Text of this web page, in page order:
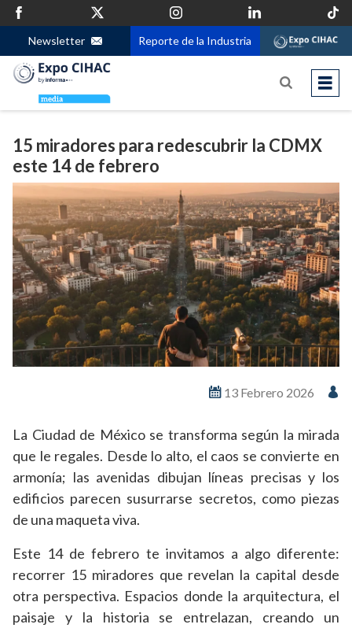
Newsletter Reporte de la Industria
15 miradores para redescubrir la CDMX
este 14 de febrero
13 Febrero 2026
La Ciudad de México se transforma según la mirada
que le regales. Desde lo alto, el caos se convierte en
armonía; las avenidas dibujan líneas precisas y los
edificios parecen susurrarse secretos, como piezas
de una maqueta viva.
Este 14 de febrero te invitamos a algo diferente:
recorrer 15 miradores que revelan la capital desde
otra perspectiva. Espacios donde la arquitectura, el
paisaje y la historia se entrelazan, creando un